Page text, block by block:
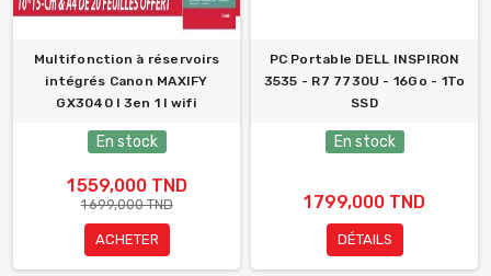
Multifonction à réservoirs
intégrés Canon MAXIFY
GX3040 l 3en 1 l wifi
En stock
1 559,000 TND
1 699,000 TND
ACHETER
PC Portable DELL INSPIRON
3535 - R7 7730U - 16Go - 1To
SSD
En stock
1 799,000 TND
DÉTAILS